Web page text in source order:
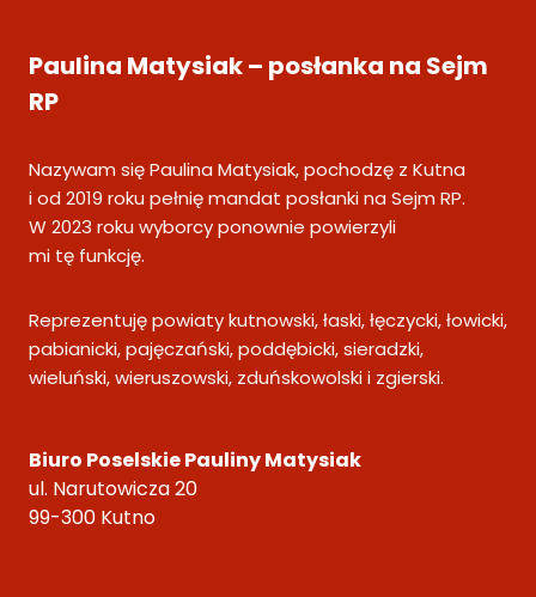
Paulina Matysiak – posłanka na Sejm
RP
Nazywam się Paulina Matysiak, pochodzę z Kutna
i od 2019 roku pełnię mandat posłanki na Sejm RP.
W 2023 roku wyborcy ponownie powierzyli
mi tę funkcję.
Reprezentuję powiaty kutnowski, łaski, łęczycki, łowicki,
pabianicki, pajęczański, poddębicki, sieradzki,
wieluński, wieruszowski, zduńskowolski i zgierski.
Biuro Poselskie Pauliny Matysiak
ul. Narutowicza 20
99-300 Kutno